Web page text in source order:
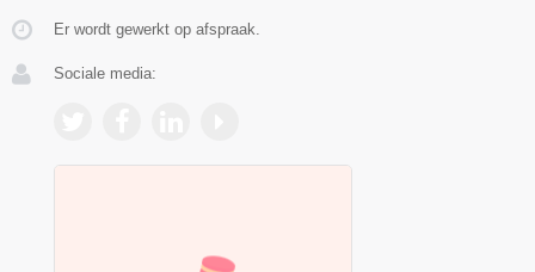
Er wordt gewerkt op afspraak.
Sociale media: